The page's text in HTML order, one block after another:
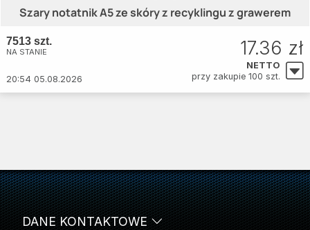
Szary notatnik A5 ze skóry z recyklingu z grawerem
7513 szt.
NA STANIE
20:54 05.08.2026
17.36 zł
NETTO
przy zakupie 100 szt.
DANE KONTAKTOWE